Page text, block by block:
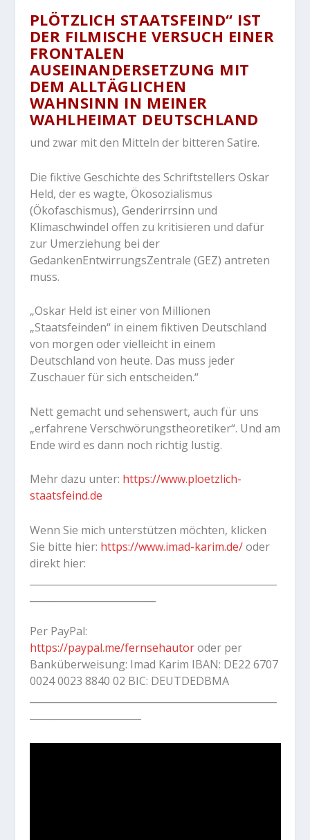
PLÖTZLICH STAATSFEIND“ IST
DER FILMISCHE VERSUCH EINER
FRONTALEN
AUSEINANDERSETZUNG MIT
DEM ALLTÄGLICHEN
WAHNSINN IN MEINER
WAHLHEIMAT DEUTSCHLAND
und zwar mit den Mitteln der bitteren Satire.
Die fiktive Geschichte des Schriftstellers Oskar
Held, der es wagte, Ökosozialismus
(Ökofaschismus), Genderirrsinn und
Klimaschwindel offen zu kritisieren und dafür
zur Umerziehung bei der
GedankenEntwirrungsZentrale (GEZ) antreten
muss.
„Oskar Held ist einer von Millionen
„Staatsfeinden“ in einem fiktiven Deutschland
von morgen oder vielleicht in einem
Deutschland von heute. Das muss jeder
Zuschauer für sich entscheiden.“
Nett gemacht und sehenswert, auch für uns
„erfahrene Verschwörungstheoretiker“. Und am
Ende wird es dann noch richtig lustig.
Mehr dazu unter: https://www.ploetzlich-
staatsfeind.de
Wenn Sie mich unterstützen möchten, klicken
Sie bitte hier: https://www.imad-karim.de/oder
direkt hier:
Per PayPal:
https://paypal.me/fernsehautoroder per
Banküberweisung: Imad Karim IBAN: DE22 6707
0024 0023 8840 02 BIC: DEUTDEDBMA